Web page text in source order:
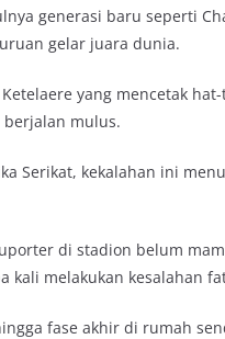
generasi baru seperti
gelar juara dunia.
yang mencetak
berjalan mulus.
Serikat, kekalahan ini
di stadion belum
kali melakukan kesalahan
fase akhir di rumah